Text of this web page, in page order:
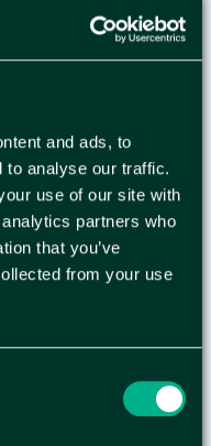
and ads, to
to analyse our traffic.
use of our site with
partners who
that you’ve
from your use
och få utlopp för
har Trophée-
dina
affisch eller
Dessutom
massa från
ger enastående
i laser- och
- Ohålat -
certifierad -
- Bra sätt att
- Utmärkta